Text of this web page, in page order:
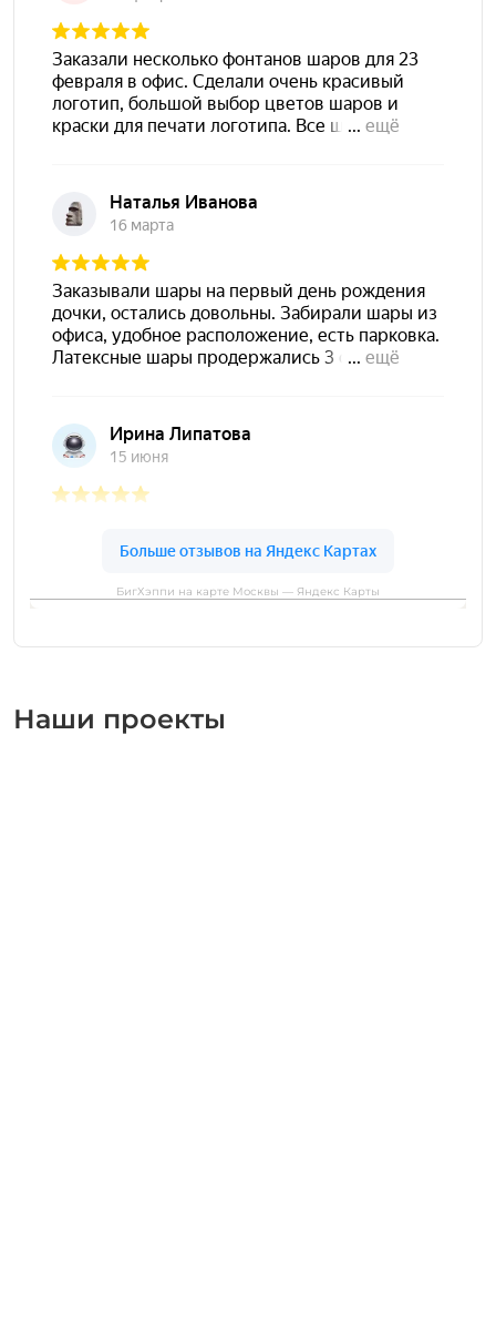
БигХэппи на карте Москвы — Яндекс Карты
Наши проекты